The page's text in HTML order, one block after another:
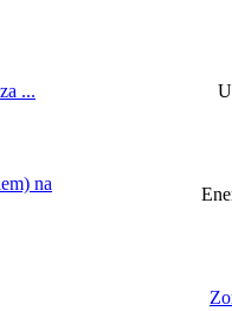
...
na